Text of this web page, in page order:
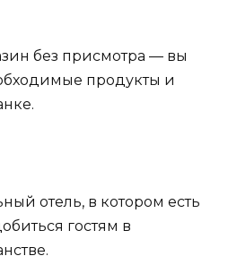
без присмотра — вы
продукты и
отель, в котором есть
гостям в